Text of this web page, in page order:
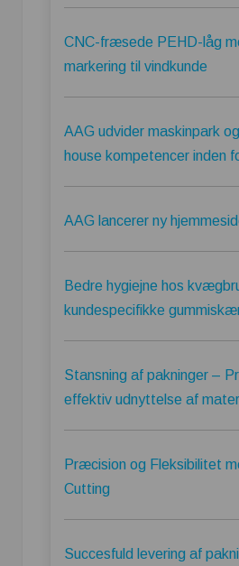
CNC-fræsede PEHD-låg
markering til vindkunde
AAG udvider maskinpark
house kompetencer inden
AAG lancerer ny
Bedre hygiejne hos
kundespecifikke
Stansning af pakninger –
effektiv udnyttelse af
Præcision og Fleksibilitet
Cutting
Succesfuld levering af